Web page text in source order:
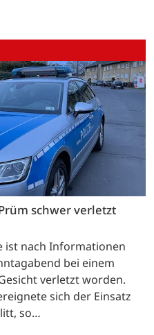
schwer verletzt
ist nach Informationen
bei einem
verletzt worden.
sich der Einsatz
so…